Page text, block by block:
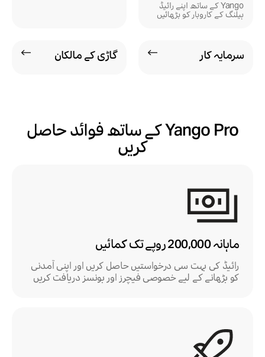
Yango کے ساتھ اپنے رائیڈ
ہیلنگ کے کاروبار کو بڑھائیں
گاڑی کے مالکان سرمایہ کار
Yango Pro کے ساتھ فوائد حاصل
کریں
ماہانہ 200,000 روپے تک کمائیں
رائیڈ کی بہت سی درخواستیں حاصل کریں اور اپنی آمدنی
کو بڑھانے کے لیے خصوصی فیچرز اور بونسز دریافت کریں